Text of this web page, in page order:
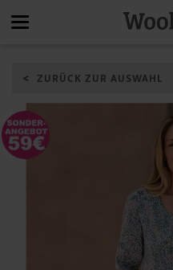
navigation
ZURÜCK ZUR AUSWAHL